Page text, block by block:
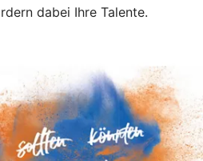
dabei Ihre Talente.